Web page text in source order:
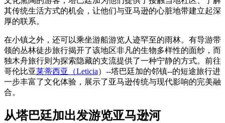
其传统生活方式的机会，让他们与亚马逊的心脏地带建立起深
厚的联系。
在小镇之外，还可以乘坐游船游览人迹罕至的雨林。有导游带
领的丛林徒步旅行揭开了该地区非凡的生物多样性的面纱，而
独木舟旅行则为探索隐藏的支流提供了一种宁静的方式。前往
哥伦比亚莱蒂西亚（Leticia）--塔巴廷加的邻镇--的短途旅行进
一步丰富了文化体验，展示了亚马逊传统与现代影响的完美融
合。
从塔巴廷加出发游览亚马逊河